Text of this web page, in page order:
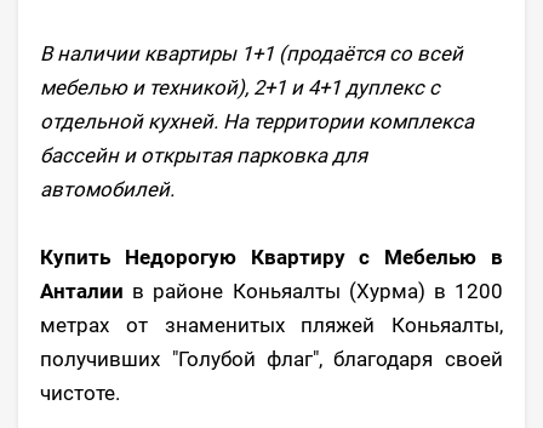
В наличии квартиры 1+1 (продаётся со всей
мебелью и техникой), 2+1 и 4+1 дуплекс с
отдельной кухней. На территории комплекса
бассейн и открытая парковка для
автомобилей.
Купить Недорогую Квартиру с Мебелью в
Анталии в районе Коньяалты (Хурма) в 1200
метрах от знаменитых пляжей Коньяалты,
получивших "Голубой флаг", благодаря своей
чистоте.